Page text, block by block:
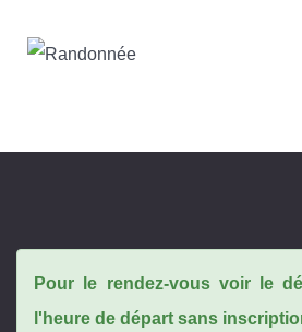
Pour le rendez-vous voir le
l'heure de départ sans